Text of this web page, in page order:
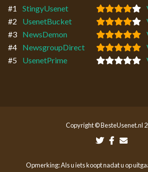
#1 StingyUsenet
#2
UsenetBucket
#3
NewsDemon
#4
NewsgroupDirect
#5
UsenetPrime
Copyright © BesteUsenet.nl
Opmerking: Als u iets koopt nadat u op